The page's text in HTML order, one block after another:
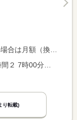
は時間額を表示しています。
り転載)